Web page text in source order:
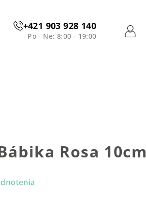
+421 903 928 140
Po - Ne: 8:00 - 19:00
Rosa 10cm